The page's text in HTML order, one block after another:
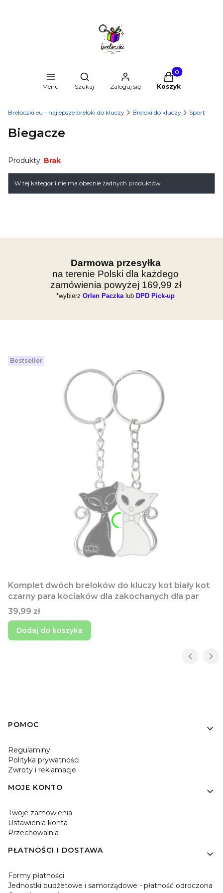
Menu
Otwórz wyszukiwarkę
Szukaj Zaloguj się
Produkty w
Koszyk
Breloczki.eu - najlepsze breloki do kluczy Breloki do kluczy Sport
Biegacze
Produkty: Brak
Lista produktów
W tej kategorii nie ma obecnie żadnych produktów
Darmowa przesyłka
na terenie Polski dla każdego
zamówienia powyżej 169,99 zł
*wybierz Orlen Paczkalub DPD Pick-up
Bestseller
Komplet dwóch breloków do kluczy kot biały kot
czarny para kociaków dla zakochanych dla par
Cena
39,99 zł
Dodaj do koszyka
Linki w stopce
POMOC
Regulaminy
Polityka prywatności
Zwroty i reklamacje
MOJE KONTO
Twoje zamówienia
Ustawienia konta
Przechowalnia
PŁATNOŚCI I DOSTAWA
Formy płatności
Jednostki budżetowe i samorządowe - płatność odroczona